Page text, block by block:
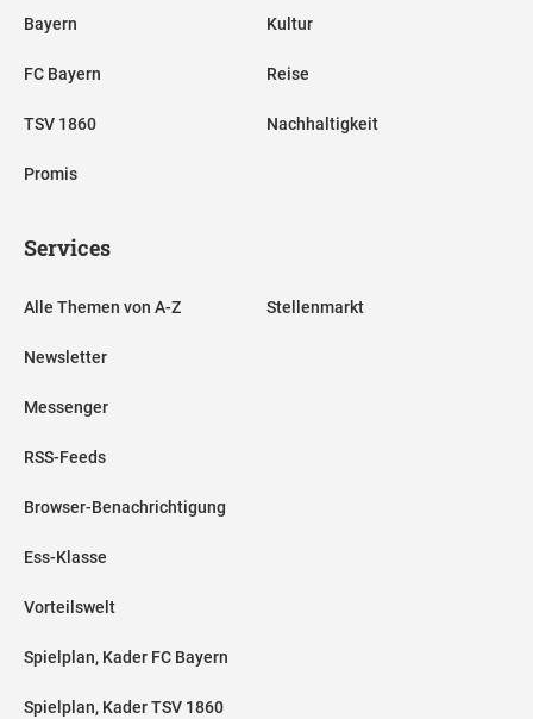
Bayern
FC Bayern
TSV 1860
Promis
Kultur
Reise
Nachhaltigkeit
Services
Alle Themen von A-Z
Newsletter
Messenger
RSS-Feeds
Browser-Benachrichtigung
Ess-Klasse
Vorteilswelt
Spielplan, Kader FC Bayern
Spielplan, Kader TSV 1860
Stellenmarkt